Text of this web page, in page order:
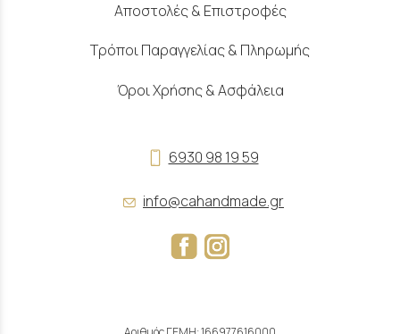
Αποστολές & Επιστροφές
Τρόποι Παραγγελίας & Πληρωμής
Όροι Χρήσης & Ασφάλεια
6930 98 19 59
info@cahandmade.gr